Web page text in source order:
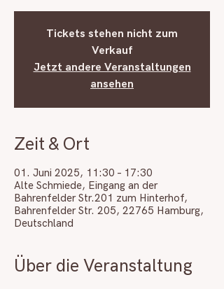
Tickets stehen nicht zum
Verkauf
Jetzt andere Veranstaltungen
ansehen
Zeit & Ort
01. Juni 2025, 11:30 – 17:30
Alte Schmiede, Eingang an der
Bahrenfelder Str.201 zum Hinterhof,
Bahrenfelder Str. 205, 22765 Hamburg,
Deutschland
Über die Veranstaltung